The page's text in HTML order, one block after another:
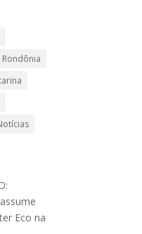
Rondônia
Eco na